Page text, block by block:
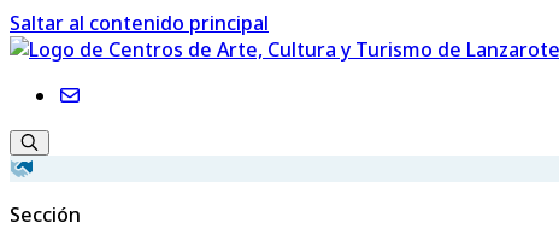
Saltar al contenido principal
Sección